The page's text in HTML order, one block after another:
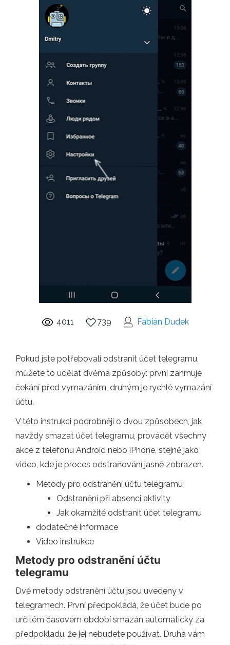
4011 739 Fabián Dudek
Pokud jste potřebovali odstranit účet telegramu,
můžete to udělat dvěma způsoby: první zahrnuje
čekání před vymazáním, druhým je rychlé vymazání
účtu.
V této instrukci podrobněji o dvou způsobech, jak
navždy smazat účet telegramu, provádět všechny
akce z telefonu Android nebo iPhone, stejně jako
video, kde je proces odstraňování jasně zobrazen.
Metody pro odstranění účtu telegramu
Odstranění při absenci aktivity
Jak okamžitě odstranit účet telegramu
dodatečné informace
Video instrukce
Metody pro odstranění účtu
telegramu
Dvě metody odstranění účtu jsou uvedeny v
telegramech. První předpokládá, že účet bude po
určitém časovém období smazán automaticky za
předpokladu, že jej nebudete používat. Druhá vám